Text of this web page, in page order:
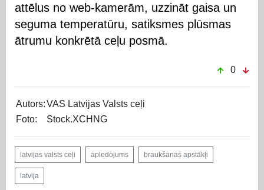
attēlus no web-kamerām, uzzināt gaisa un
seguma temperatūru, satiksmes plūsmas
ātrumu konkrētā ceļu posmā.
0
Autors:VAS Latvijas Valsts ceļi
Foto:
Stock.XCHNG
latvijas valsts ceļi apledojums braukšanas apstākļi
latvija